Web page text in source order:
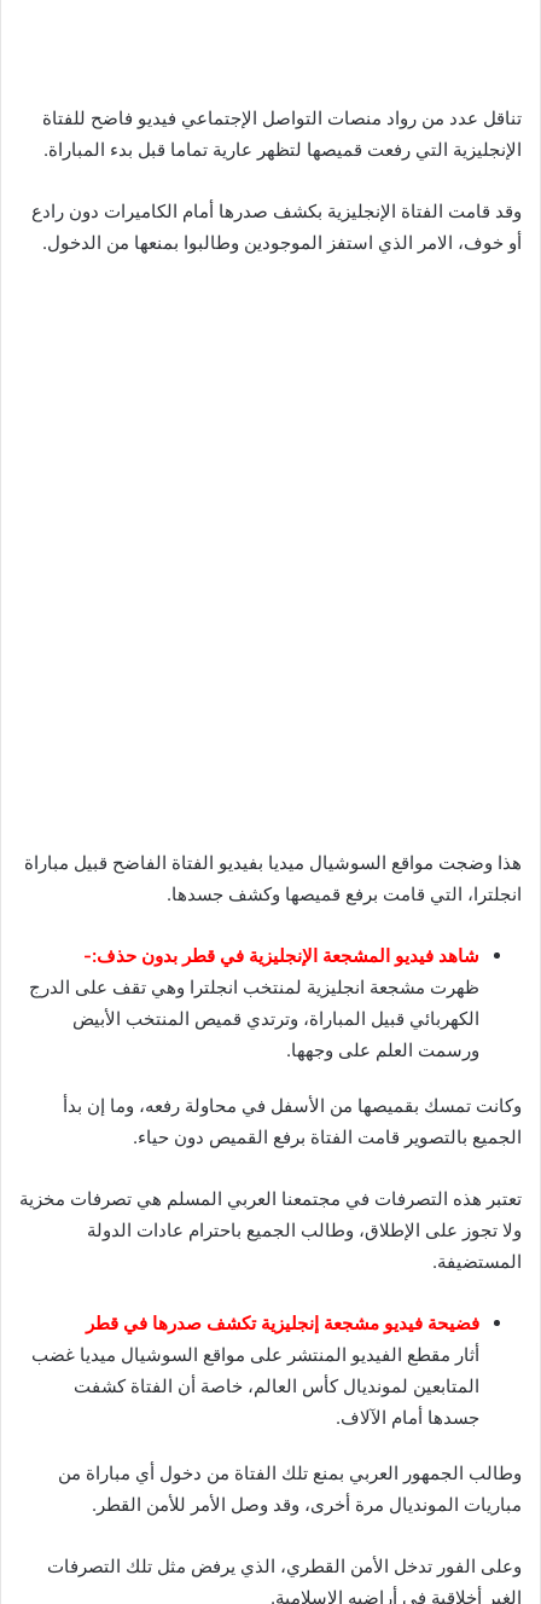
تناقل عدد من رواد منصات التواصل الإجتماعي فيديو فاضح للفتاة
الإنجليزية التي رفعت قميصها لتظهر عارية تماما قبل بدء المباراة.
وقد قامت الفتاة الإنجليزية بكشف صدرها أمام الكاميرات دون رادع
أو خوف، الامر الذي استفز الموجودين وطالبوا بمنعها من الدخول.
هذا وضجت مواقع السوشيال ميديا بفيديو الفتاة الفاضح قبيل مباراة
انجلترا، التي قامت برفع قميصها وكشف جسدها.
شاهد فيديو المشجعة الإنجليزية في قطر بدون حذف:-
ظهرت مشجعة انجليزية لمنتخب انجلترا وهي تقف على الدرج
الكهربائي قبيل المباراة، وترتدي قميص المنتخب الأبيض
ورسمت العلم على وجهها.
وكانت تمسك بقميصها من الأسفل في محاولة رفعه، وما إن بدأ
الجميع بالتصوير قامت الفتاة برفع القميص دون حياء.
تعتبر هذه التصرفات في مجتمعنا العربي المسلم هي تصرفات مخزية
ولا تجوز على الإطلاق، وطالب الجميع باحترام عادات الدولة
المستضيفة.
فضيحة فيديو مشجعة إنجليزية تكشف صدرها في قطر
أثار مقطع الفيديو المنتشر على مواقع السوشيال ميديا غضب
المتابعين لمونديال كأس العالم، خاصة أن الفتاة كشفت
جسدها أمام الآلاف.
وطالب الجمهور العربي بمنع تلك الفتاة من دخول أي مباراة من
مباريات المونديال مرة أخرى، وقد وصل الأمر للأمن القطر.
وعلى الفور تدخل الأمن القطري، الذي يرفض مثل تلك التصرفات
الغير أخلاقية في أراضيه الإسلامية.